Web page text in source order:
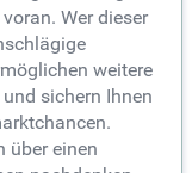
Wer dieser
weitere
sichern Ihnen
über einen